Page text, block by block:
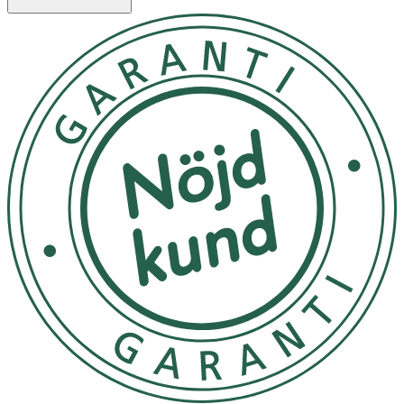
ellerextremt väder.
Förvara i rumstemperatur
OK för gravida och ammande:
Ingredienser:
AQUA (WATER), SHEA BUTTER ETHYL ESTERS, CANOLA
OIL**,NIACINAMIDE, PROPANEDIOL, CAPRYLIC/CAPRIC
TRIGLYCERIDE,HYDROXYETHYL ACRYLATE/SODIUM
ACRYLOYLDIMETHYL TAURATECOPOLYMER,
POLYACRYLATE CROSSPOLYMER-6, BUTYLENE
GLYCOL,GLYCERIN, SIMMONDSIA CHINENSIS (JOJOBA)
SEED OIL**,BISABOLOL, GLUCONOLACTONE, SODIUM
HYALURONATE, ALLANTOIN,SALICYLIC ACID, LACTIC
ACID, VACCINIUM MYRTILLUS (BILBERRY)FRUIT
EXTRACT*, BIOSACCHARIDE GUM-1, PHENOXYETHANOL,
SORBICACID, SACCHARUM OFFICINARUM (SUGAR CANE)
EXTRACT*, T-BUTYLALCOHOL, CITRUS AURANTIUM